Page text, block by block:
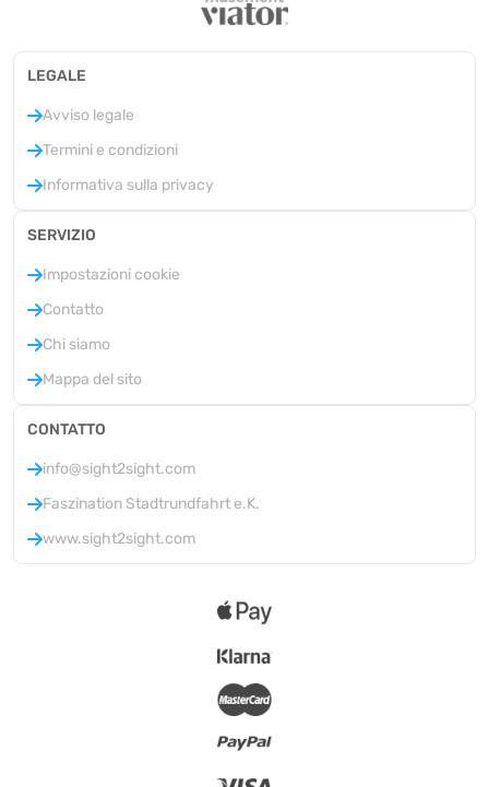
LEGALE
Avviso legale
Termini e condizioni
Informativa sulla privacy
SERVIZIO
Impostazioni cookie
Contatto
Chi siamo
Mappa del sito
CONTATTO
info@sight2sight.com
Faszination Stadtrundfahrt e.K.
www.sight2sight.com